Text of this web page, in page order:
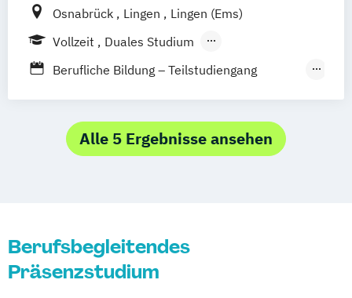
Osnabrück Lingen
Lingen (Ems)
Vollzeit
Duales Studium
Berufsbegleitendes Präsenzstudium
Berufliche Bildung – Teilstudiengang
Ergotherapie Logopädie Physiotherapie
Ergotherapie Physiotherapie
gestaltung
International Physiotherapy
Alle 5 Ergebnisse ansehen
Berufsbegleitendes
Präsenzstudium